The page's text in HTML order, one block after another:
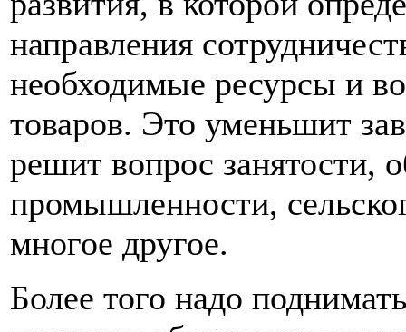
направления
необходимые ресурсы и
товаров. Это уменьшит
решит вопрос занятости,
промышленности,
многое другое.
Более того надо